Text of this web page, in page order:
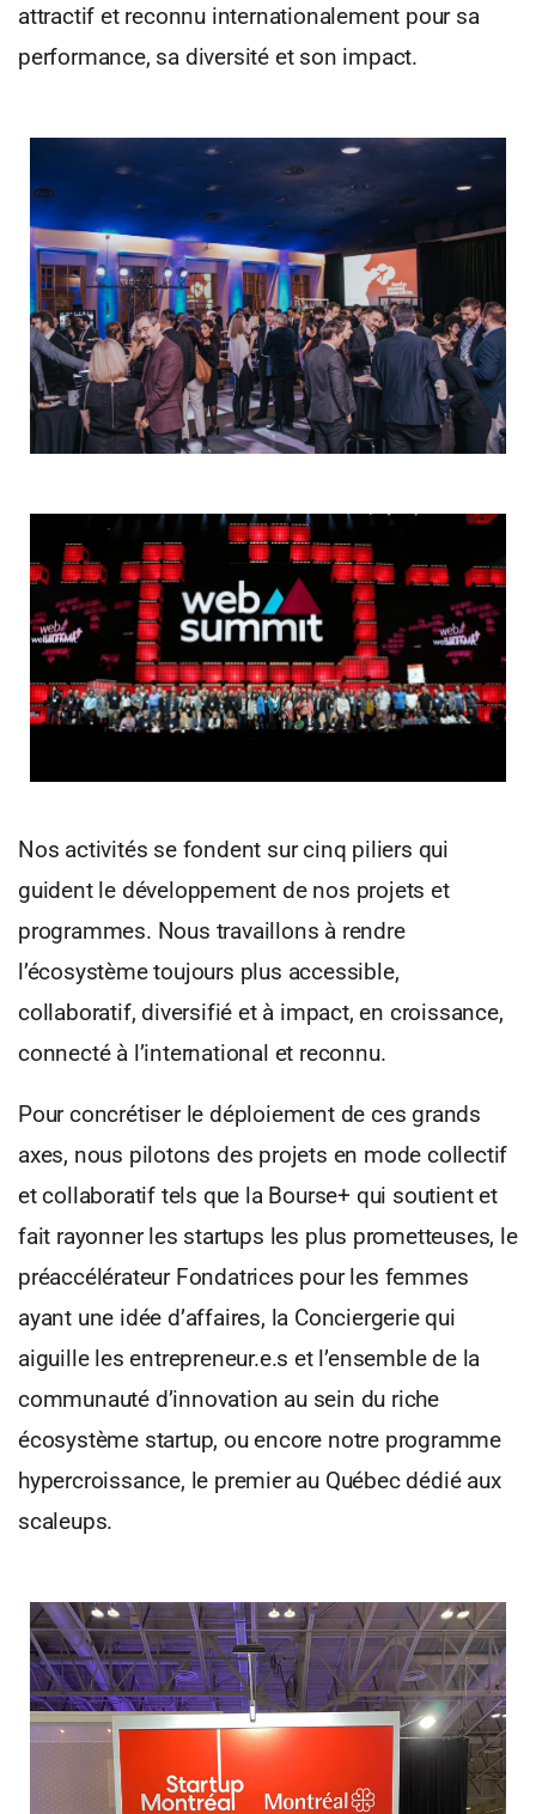
attractif et reconnu internationalement pour sa
performance, sa diversité et son impact.
Nos activités se fondent sur cinq piliers qui
guident le développement de nos projets et
programmes. Nous travaillons à rendre
l’écosystème toujours plus accessible,
collaboratif, diversifié et à impact, en croissance,
connecté à l’international et reconnu.
Pour concrétiser le déploiement de ces grands
axes, nous pilotons des projets en mode collectif
et collaboratif tels que la Bourse+ qui soutient et
fait rayonner les startups les plus prometteuses, le
préaccélérateur Fondatrices pour les femmes
ayant une idée d’affaires, la Conciergerie qui
aiguille les entrepreneur.e.s et l’ensemble de la
communauté d’innovation au sein du riche
écosystème startup, ou encore notre programme
hypercroissance, le premier au Québec dédié aux
scaleups.